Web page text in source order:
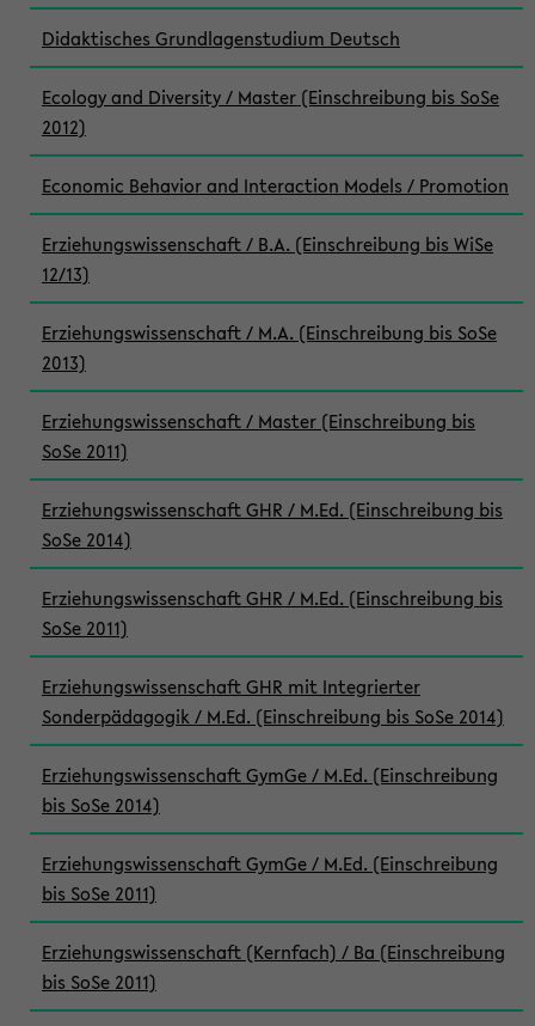
Didaktisches Grundlagenstudium Deutsch
Ecology and Diversity / Master (Einschreibung bis SoSe
2012)
Economic Behavior and Interaction Models / Promotion
Erziehungswissenschaft / B.A. (Einschreibung bis WiSe
12/13)
Erziehungswissenschaft / M.A. (Einschreibung bis SoSe
2013)
Erziehungswissenschaft / Master (Einschreibung bis
SoSe 2011)
Erziehungswissenschaft GHR / M.Ed. (Einschreibung bis
SoSe 2014)
Erziehungswissenschaft GHR / M.Ed. (Einschreibung bis
SoSe 2011)
Erziehungswissenschaft GHR mit Integrierter
Sonderpädagogik / M.Ed. (Einschreibung bis SoSe 2014)
Erziehungswissenschaft GymGe / M.Ed. (Einschreibung
bis SoSe 2014)
Erziehungswissenschaft GymGe / M.Ed. (Einschreibung
bis SoSe 2011)
Erziehungswissenschaft (Kernfach) / Ba (Einschreibung
bis SoSe 2011)